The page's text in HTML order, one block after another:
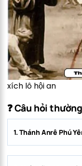
xích lô hội an
❓ Câu hỏi
1. Thánh Anrê Phú